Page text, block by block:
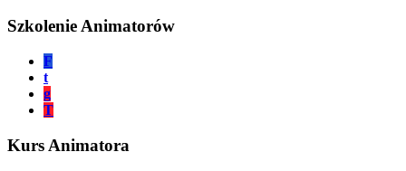
Szkolenie Animatorów
F
t
g
T
Kurs Animatora